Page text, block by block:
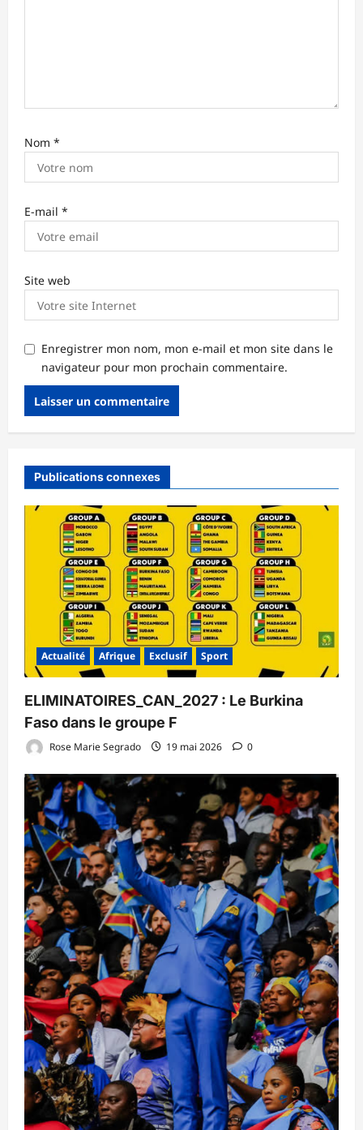
Nom *
E-mail *
Site web
Enregistrer mon nom, mon e-mail et mon site dans le
navigateur pour mon prochain commentaire.
Publications connexes
Actualité Afrique Exclusif Sport
ELIMINATOIRES_CAN_2027 : Le Burkina
Faso dans le groupe F
Rose Marie Segrado 19 mai 2026 0